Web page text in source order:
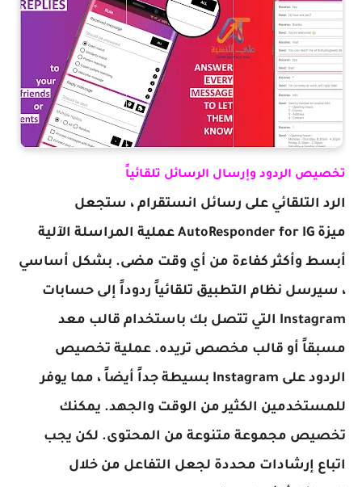
تخصيص الردود وإرسال الرسائل تلقائياً
الرد التلقائي على رسائل انستقرام ، ستجعل
ميزة AutoResponder for IG عملية المراسلة الآلية
أبسط وأكثر كفاءة من أي وقت مضى. بشكل أساسي
، سيرسل نظام التطبيق تلقائياً ردوداً إلى حسابات
Instagram التي تتصل بك باستخدام قالب معد
مسبقاً أو قالب مخصص تريده. عملية تخصيص
الردود على Instagram بسيطة جداً أيضاً ، مما يوفر
للمستخدمين الكثير من الوقت والجهد. يمكنك
تخصيص مجموعة متنوعة من المحتوى. لكن يجب
اتباع إرشادات محددة لجعل التفاعل من خلال